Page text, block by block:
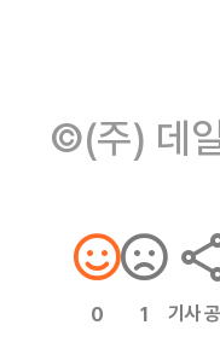
©(주) 데
0 1 기사